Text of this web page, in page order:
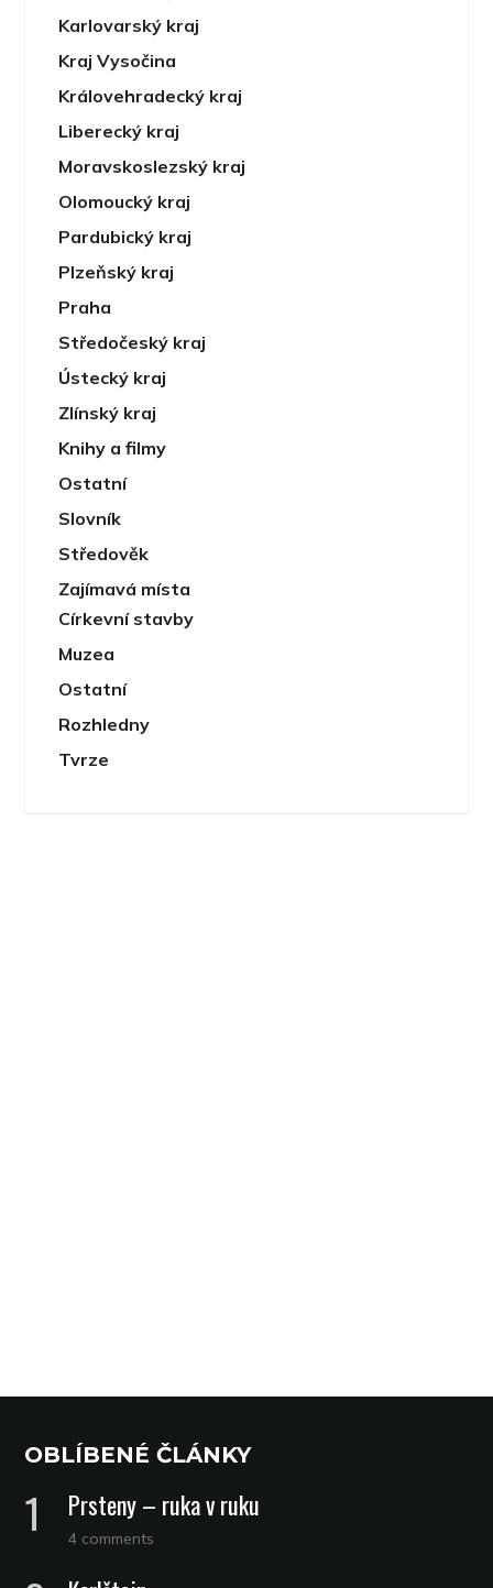
Karlovarský kraj
Kraj Vysočina
Královehradecký kraj
Liberecký kraj
Moravskoslezský kraj
Olomoucký kraj
Pardubický kraj
Plzeňský kraj
Praha
Středočeský kraj
Ústecký kraj
Zlínský kraj
Knihy a filmy
Ostatní
Slovník
Středověk
Zajímavá místa
Církevní stavby
Muzea
Ostatní
Rozhledny
Tvrze
OBLÍBENÉ ČLÁNKY
Prsteny – ruka v ruku
4 comments